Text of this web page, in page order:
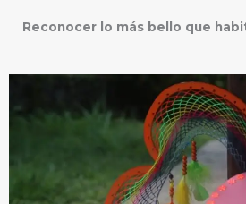
Reconocer lo más bello que